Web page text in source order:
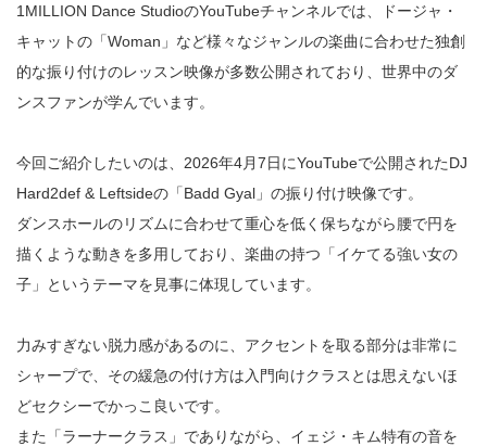
1MILLION Dance StudioのYouTubeチャンネルでは、ドージャ・
キャットの「Woman」など様々なジャンルの楽曲に合わせた独創
的な振り付けのレッスン映像が多数公開されており、世界中のダ
ンスファンが学んでいます。
今回ご紹介したいのは、2026年4月7日にYouTubeで公開されたDJ
Hard2def & Leftsideの「Badd Gyal」の振り付け映像です。
ダンスホールのリズムに合わせて重心を低く保ちながら腰で円を
描くような動きを多用しており、楽曲の持つ「イケてる強い女の
子」というテーマを見事に体現しています。
力みすぎない脱力感があるのに、アクセントを取る部分は非常に
シャープで、その緩急の付け方は入門向けクラスとは思えないほ
どセクシーでかっこ良いです。
また「ラーナークラス」でありながら、イェジ・キム特有の音を